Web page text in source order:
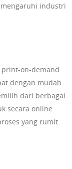
industri
on-demand
dengan mudah
dari berbagai
secara online
yang rumit.